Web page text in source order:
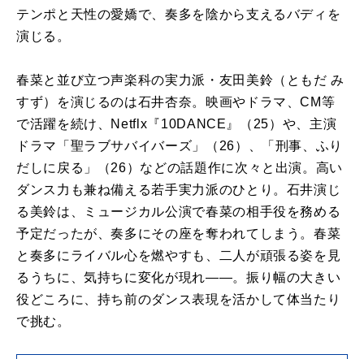
テンポと天性の愛嬌で、奏多を陰から支えるバディを
演じる。
春菜と並び立つ声楽科の実力派・友田美鈴（ともだ み
すず）を演じるのは石井杏奈。映画やドラマ、CM等
で活躍を続け、Netflx『10DANCE』（25）や、主演
ドラマ「聖ラブサバイバーズ」（26）、「刑事、ふり
だしに戻る」（26）などの話題作に次々と出演。高い
ダンス力も兼ね備える若手実力派のひとり。石井演じ
る美鈴は、ミュージカル公演で春菜の相手役を務める
予定だったが、奏多にその座を奪われてしまう。春菜
と奏多にライバル心を燃やすも、二人が頑張る姿を見
るうちに、気持ちに変化が現れ――。振り幅の大きい
役どころに、持ち前のダンス表現を活かして体当たり
で挑む。